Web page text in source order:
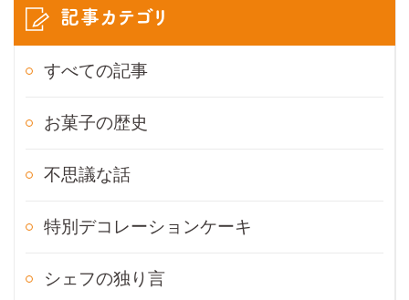
記事カテゴリ
すべての記事
お菓子の歴史
不思議な話
特別デコレーションケーキ
シェフの独り言